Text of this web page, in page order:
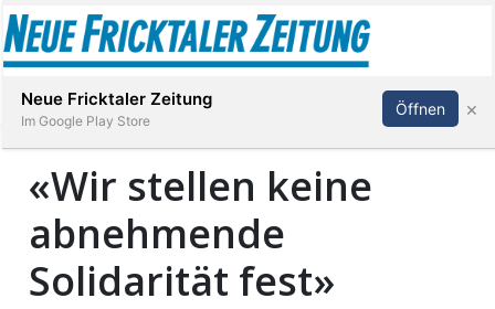
Abonnieren Anmelden
«Wir stellen keine
abnehmende
Solidarität fest»
Neue Fricktaler Zeitung
Im Google Play Store
Öffnen ×